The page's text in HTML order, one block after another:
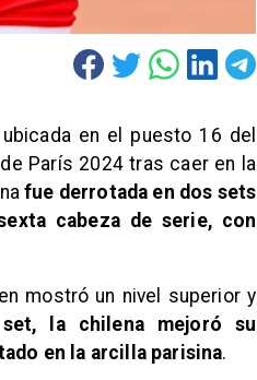
en el puesto 16 del
París 2024 tras caer en la
fue derrotada en dos sets
cabeza de serie, con
mostró un nivel superior y
la chilena mejoró su
en la arcilla parisina.